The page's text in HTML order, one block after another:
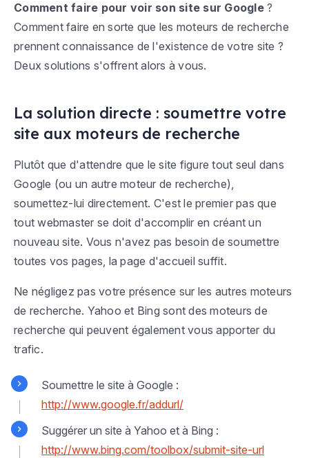
Comment faire pour voir son site sur Google?
Comment faire en sorte que les moteurs de recherche
prennent connaissance de l'existence de votre site ?
Deux solutions s'offrent alors à vous.
La solution directe : soumettre votre
site aux moteurs de recherche
Plutôt que d'attendre que le site figure tout seul dans
Google (ou un autre moteur de recherche),
soumettez-lui directement. C'est le premier pas que
tout webmaster se doit d'accomplir en créant un
nouveau site. Vous n'avez pas besoin de soumettre
toutes vos pages, la page d'accueil suffit.
Ne négligez pas votre présence sur les autres moteurs
de recherche. Yahoo et Bing sont des moteurs de
recherche qui peuvent également vous apporter du
trafic.
Soumettre le site à Google :
http://www.google.fr/addurl/
Suggérer un site à Yahoo et à Bing :
http://www.bing.com/toolbox/submit-site-url